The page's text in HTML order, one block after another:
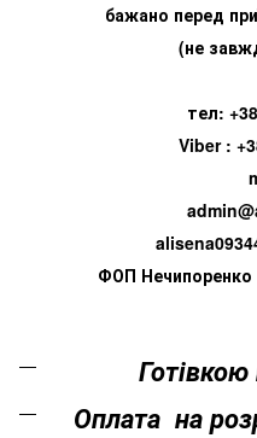
бажано перед
(не
тел:
Viber :
ФОП Нечипоренко
Оплата на